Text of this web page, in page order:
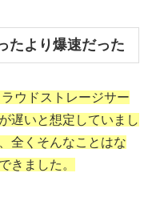
たより爆速だった
ウドストレージサー
遅いと想定していまし
全くそんなことはな
きました。